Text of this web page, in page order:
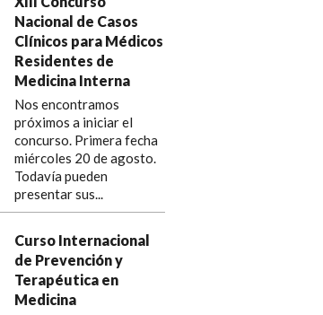
Nacional de Casos
Clínicos para Médicos
Residentes de
Medicina Interna
Nos encontramos
próximos a iniciar el
concurso. Primera fecha
miércoles 20 de agosto.
Todavía pueden
presentar sus...
Curso Internacional
de Prevención y
Terapéutica en
Medicina